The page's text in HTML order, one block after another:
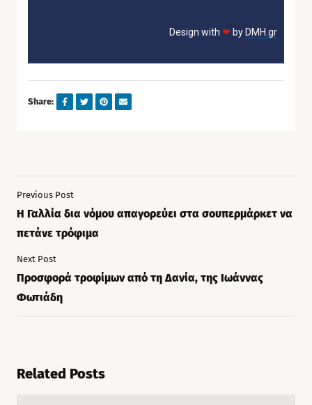
Design with ❤ by DMH.gr
Share:
Previous Post
Η Γαλλία δια νόμου απαγορεύει στα σουπερμάρκετ να
πετάνε τρόφιμα
Next Post
Προσφορά τροφίμων από τη Δανία, της Ιωάννας
Φωτιάδη
Related Posts